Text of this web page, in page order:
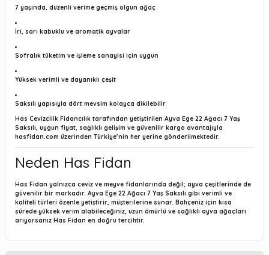
7 yaşında, düzenli verime geçmiş olgun ağaç
İri, sarı kabuklu ve aromatik ayvalar
Sofralık tüketim ve işleme sanayisi için uygun
Yüksek verimli ve dayanıklı çeşit
Saksılı yapısıyla dört mevsim kolayca dikilebilir
Has Cevizcilik Fidancılık tarafından yetiştirilen Ayva Ege 22 Ağacı 7 Yaş
Saksılı, uygun fiyat, sağlıklı gelişim ve güvenilir kargo avantajıyla
hasfidan.com üzerinden Türkiye’nin her yerine gönderilmektedir.
Neden Has Fidan
Has Fidan yalnızca ceviz ve meyve fidanlarında değil; ayva çeşitlerinde de
güvenilir bir markadır. Ayva Ege 22 Ağacı 7 Yaş Saksılı gibi verimli ve
kaliteli türleri özenle yetiştirir, müşterilerine sunar. Bahçeniz için kısa
sürede yüksek verim alabileceğiniz, uzun ömürlü ve sağlıklı ayva ağaçları
arıyorsanız Has Fidan en doğru tercihtir.